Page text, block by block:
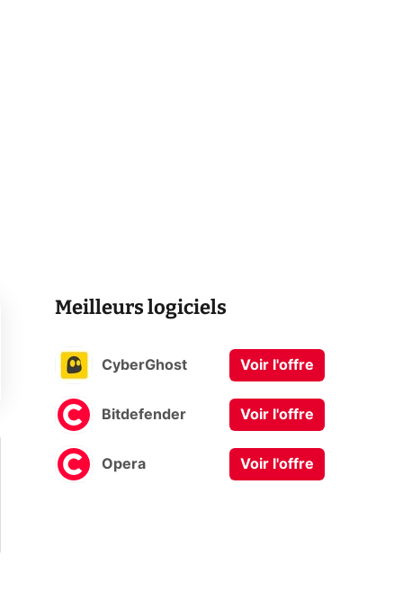
Meilleurs logiciels
CyberGhost Voir l'offre
Bitdefender Voir l'offre
Opera Voir l'offre